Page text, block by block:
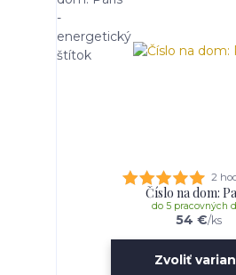
2
Číslo na dom:
54 €/ks
do 5 pracovných
Zvoliť